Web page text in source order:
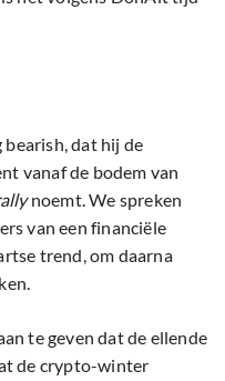
dat hij de
vanaf de bodem van
noemt. We spreken
van een financiële
trend, om daarna
te geven dat de ellende
de crypto-winter